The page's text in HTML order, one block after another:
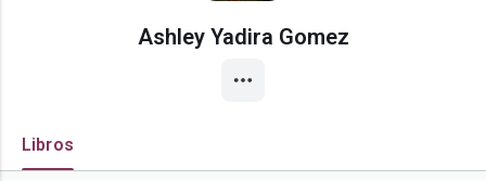
Ashley Yadira Gomez
Libros